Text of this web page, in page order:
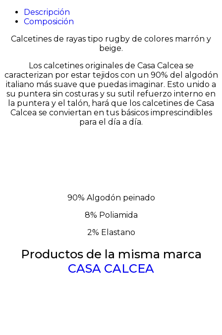
Descripción
Composición
Calcetines de rayas tipo rugby de colores marrón y
beige.
Los calcetines originales de Casa Calcea se
caracterizan por estar tejidos con un 90% del algodón
italiano más suave que puedas imaginar. Esto unido a
su puntera sin costuras y su sutil refuerzo interno en
la puntera y el talón, hará que los calcetines de Casa
Calcea se conviertan en tus básicos imprescindibles
para el día a día.
90% Algodón peinado
8% Poliamida
2% Elastano
Productos de la misma marca
CASA CALCEA